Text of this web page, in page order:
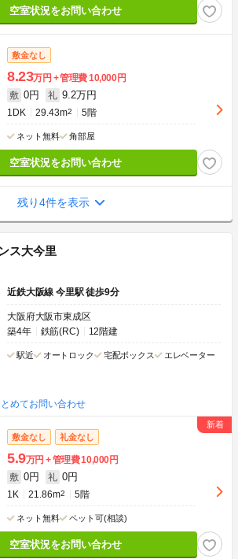
空室状況をお問い合わせ
敷金なし
8.23万円 管理費10,000円
敷 0円 礼 9.2万円
1DK 29.43m2 5階
ネット無料 角部屋
空室状況をお問い合わせ
残り4件を表示
ス大今里
近鉄大阪線 今里駅 徒歩9分
大阪府大阪市東成区
築4年
鉄筋(RC) 12階建
駅近 オートロック 宅配ボックス エレベーター
めてお問い合わせ
敷金なし 礼金なし
5.9万円 管理費10,000円
敷 0円 礼 0円
1K 21.86m2 5階
ネット無料 ペット可(相談)
空室状況をお問い合わせ